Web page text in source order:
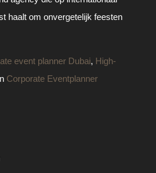
haalt om onvergetelijk feesten
event planner Dubai, High-
Corporate Eventplanner